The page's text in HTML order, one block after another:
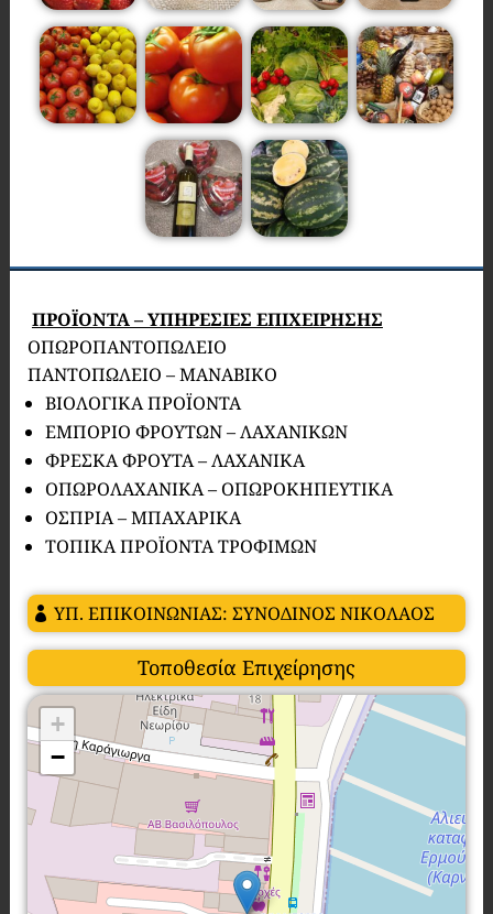
ΠΡΟΪΟΝΤΑ – ΥΠΗΡΕΣΙΕΣ ΕΠΙΧΕΙΡΗΣΗΣ
ΟΠΩΡΟΠΑΝΤΟΠΩΛΕΙΟ
ΠΑΝΤΟΠΩΛΕΙΟ – ΜΑΝΑΒΙΚΟ
ΒΙΟΛΟΓΙΚΑ ΠΡΟΪΟΝΤΑ
ΕΜΠΟΡΙΟ ΦΡΟΥΤΩΝ – ΛΑΧΑΝΙΚΩΝ
ΦΡΕΣΚΑ ΦΡΟΥΤΑ – ΛΑΧΑΝΙΚΑ
ΟΠΩΡΟΛΑΧΑΝΙΚΑ – ΟΠΩΡΟΚΗΠΕΥΤΙΚΑ
ΟΣΠΡΙΑ – ΜΠΑΧΑΡΙΚΑ
ΤΟΠΙΚΑ ΠΡΟΪΟΝΤΑ ΤΡΟΦΙΜΩΝ
ΥΠ. ΕΠΙΚΟΙΝΩΝΙΑΣ: ΣΥΝΟΔΙΝΟΣ ΝΙΚΟΛΑΟΣ
Τοποθεσία Επιχείρησης
+
−